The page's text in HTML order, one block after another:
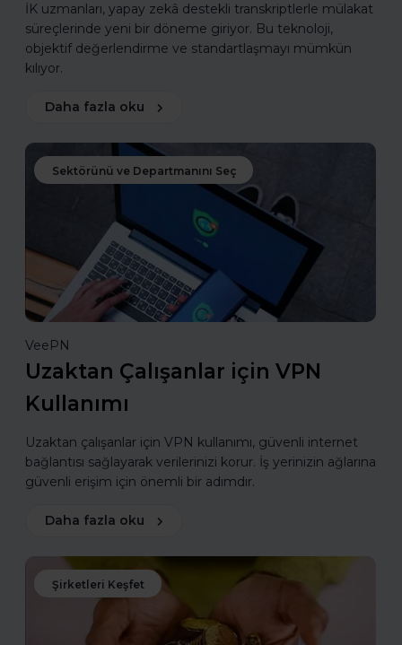
İK uzmanları, yapay zekâ destekli transkriptlerle mülakat
süreçlerinde yeni bir döneme giriyor. Bu teknoloji,
objektif değerlendirme ve standartlaşmayı mümkün
kılıyor.
Daha fazla oku
Sektörünü ve Departmanını Seç
VeePN
Uzaktan Çalışanlar için VPN
Kullanımı
Uzaktan çalışanlar için VPN kullanımı, güvenli internet
bağlantısı sağlayarak verilerinizi korur. İş yerinizin ağlarına
güvenli erişim için önemli bir adımdır.
Daha fazla oku
Şirketleri Keşfet